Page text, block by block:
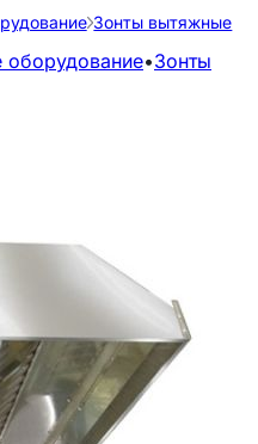
Зонты вытяжные
оборудование•Зонты